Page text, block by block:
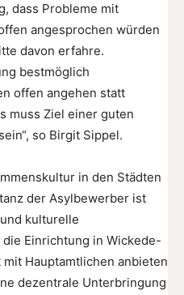
dass Probleme mit
angesprochen würden
davon erfahre.
bestmöglich
offen angehen statt
muss Ziel einer guten
so Birgit Sippel.
in den Städten
der Asylbewerber ist
kulturelle
Einrichtung in Wickede-
Hauptamtlichen anbieten
dezentrale Unterbringung